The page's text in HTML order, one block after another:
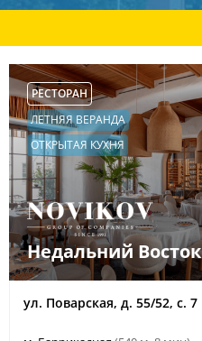
РЕСТОРАН
ЛЕТНЯЯ ВЕРАНДА
ОТКРЫТАЯ КУХНЯ
Недальний Восток
ул. Поварская, д. 55/52, с. 7